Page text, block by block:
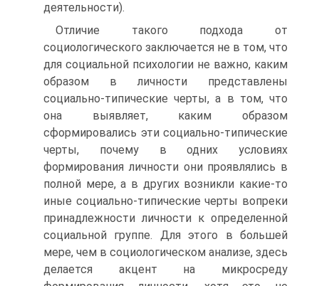
деятельности).
Отличие такого подхода от
социологического заключается не в том, что
для социальной психологии не важно, каким
образом в личности представлены
социально-типические черты, а в том, что
она выявляет, каким образом
сформировались эти социально-типические
черты, почему в одних условиях
формирования личности они проявлялись в
полной мере, а в других возникли какие-то
иные социально-типические черты вопреки
принадлежности личности к определенной
социальной группе. Для этого в большей
мере, чем в социологическом анализе, здесь
делается акцент на микросреду